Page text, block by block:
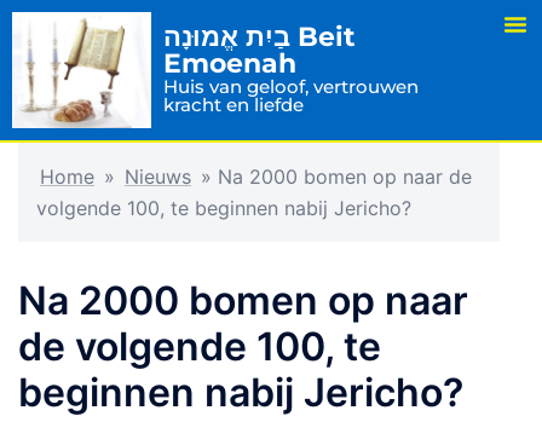
בַיִת אֱמוּנָה Beit
Emoenah
Huis van geloof, vertrouwen
kracht en liefde
Home » Nieuws » Na 2000 bomen op naar de
volgende 100, te beginnen nabij Jericho?
Na 2000 bomen op naar
de volgende 100, te
beginnen nabij Jericho?